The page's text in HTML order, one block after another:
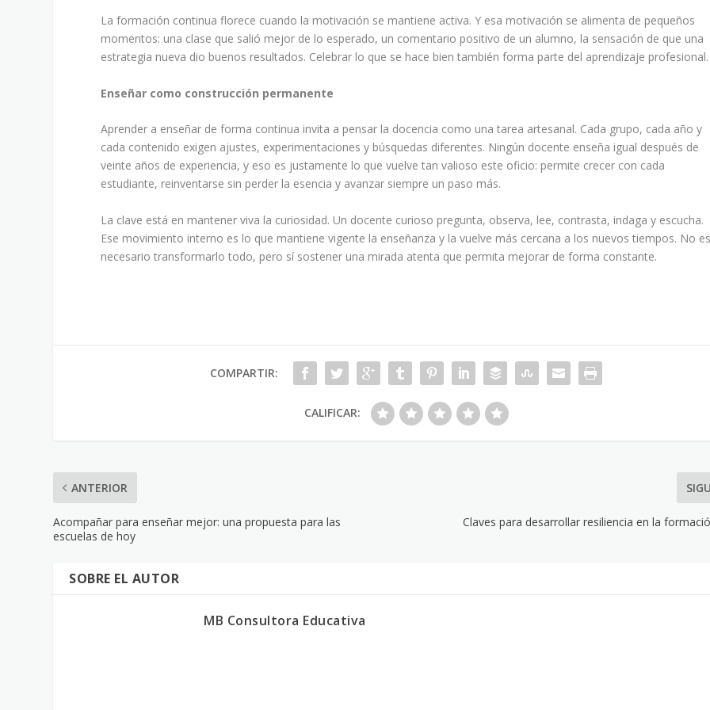
La formación continua florece cuando la motivación se mantiene activa. Y esa motivación se alimenta de pequeños
momentos: una clase que salió mejor de lo esperado, un comentario positivo de un alumno, la sensación de que una
estrategia nueva dio buenos resultados. Celebrar lo que se hace bien también forma parte del aprendizaje profesional.
Enseñar como construcción permanente
Aprender a enseñar de forma continua invita a pensar la docencia como una tarea artesanal. Cada grupo, cada año y
cada contenido exigen ajustes, experimentaciones y búsquedas diferentes. Ningún docente enseña igual después de
veinte años de experiencia, y eso es justamente lo que vuelve tan valioso este oficio: permite crecer con cada
estudiante, reinventarse sin perder la esencia y avanzar siempre un paso más.
La clave está en mantener viva la curiosidad. Un docente curioso pregunta, observa, lee, contrasta, indaga y escucha.
Ese movimiento interno es lo que mantiene vigente la enseñanza y la vuelve más cercana a los nuevos tiempos. No
necesario transformarlo todo, pero sí sostener una mirada atenta que permita mejorar de forma constante.
COMPARTIR:
CALIFICAR:
ANTERIOR
Acompañar para enseñar mejor: una propuesta para las
escuelas de hoy
Claves para desarrollar resiliencia en la
SOBRE EL AUTOR
MB Consultora Educativa